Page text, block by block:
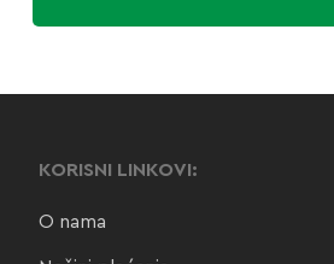
KORISNI LINKOVI:
O nama